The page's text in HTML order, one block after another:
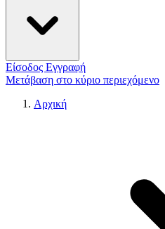
Είσοδος Εγγραφή
Μετάβαση στο κύριο περιεχόμενο
Αρχική